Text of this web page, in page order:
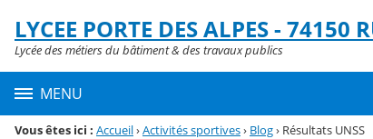
Menu de la rubrique
Contenu
LYCEE PORTE DES ALPES - 74150
Lycée des métiers du bâtiment & des travaux publics
MENU
Vous êtes ici : Accueil›Activités sportives› Blog› Résultats UNSS